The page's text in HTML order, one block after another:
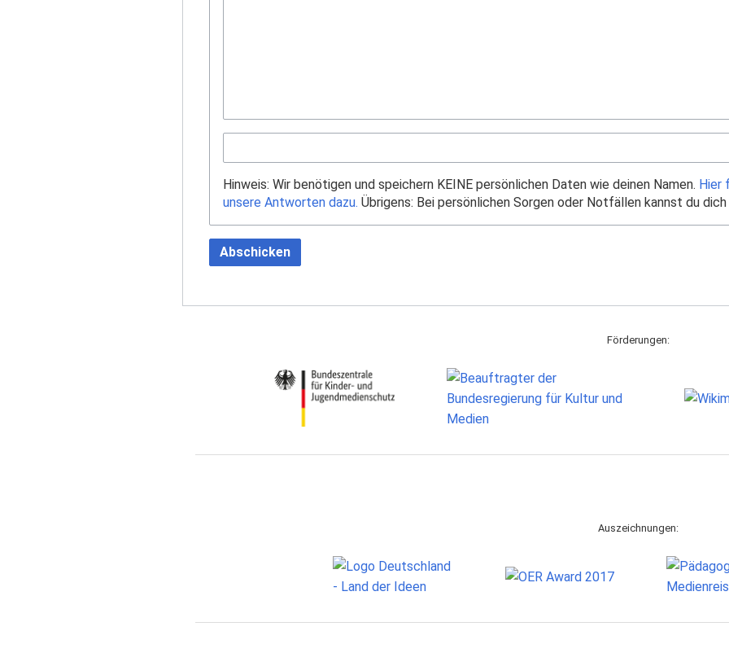
Hinweis: Wir benötigen und speichern KEINE persönlichen Daten wie deinen Namen. Hier
unsere Antworten dazu. Übrigens: Bei persönlichen Sorgen oder Notfällen kannst du dich
Abschicken
Förderungen:
Auszeichnungen: